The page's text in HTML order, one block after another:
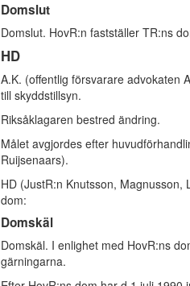
Domslut
Domslut. HovR:n fastställer TR:ns
HD
A.K. (offentlig försvarare advokaten
till skyddstillsyn.
Riksåklagaren bestred ändring.
Målet avgjordes efter
Ruijsenaars).
HD (JustR:n Knutsson,
dom:
Domskäl
Domskäl. I enlighet med HovR:ns
gärningarna.